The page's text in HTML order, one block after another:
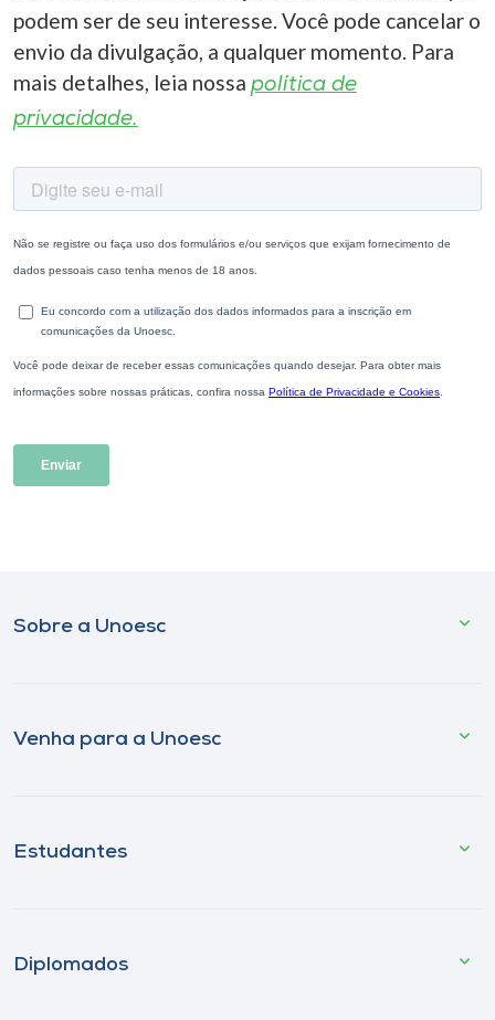
podem ser de seu interesse. Você pode cancelar o
envio da divulgação, a qualquer momento. Para
mais detalhes, leia nossa política de
privacidade.
Sobre a Unoesc
Venha para a Unoesc
Estudantes
Diplomados